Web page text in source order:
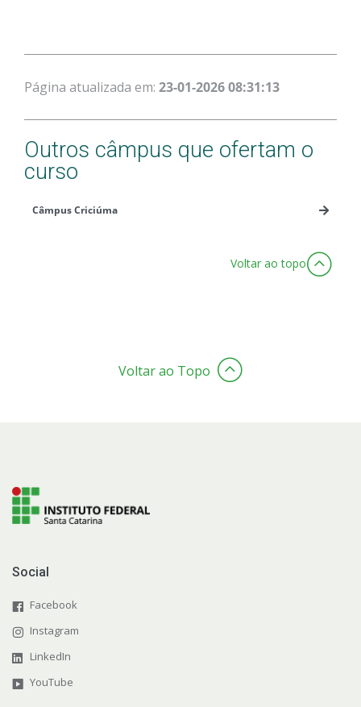
Página atualizada em: 23-01-2026 08:31:13
Outros câmpus que ofertam o
curso
Câmpus Criciúma
Voltar ao topo
Voltar ao Topo
Social
Facebook
Instagram
LinkedIn
YouTube